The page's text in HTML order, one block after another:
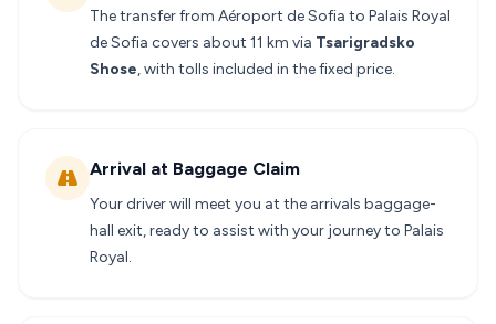
The transfer from Aéroport de Sofia to Palais Royal
de Sofia covers about 11 km via Tsarigradsko
Shose, with tolls included in the fixed price.
Arrival at Baggage Claim
Your driver will meet you at the arrivals baggage-
hall exit, ready to assist with your journey to Palais
Royal.